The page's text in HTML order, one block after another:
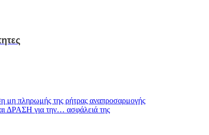
μη πληρωμής της ρήτρας αναπροσαρμογής
ΔΡΑΣΗ για την… ασφάλειά της